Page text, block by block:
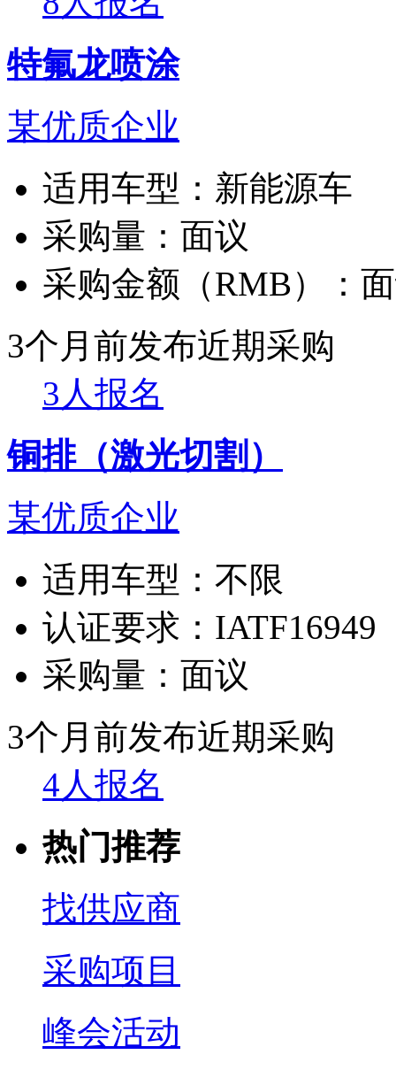
特氟龙喷涂
某优质企业
适用车型： 新能源车
采购量： 面议
采购金额（RMB）：
3个月前发布近期采购
3人报名
铜排（激光切割）
某优质企业
适用车型： 不限
认证要求： IATF16949
采购量： 面议
3个月前发布近期采购
4人报名
热门推荐
找供应商
采购项目
峰会活动